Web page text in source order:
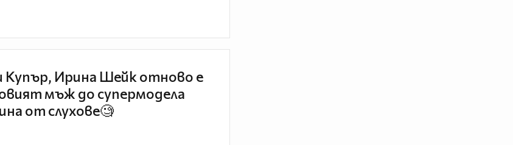
Купър, Ирина Шейк отново е
мъж до супермодела
от слухове🧐